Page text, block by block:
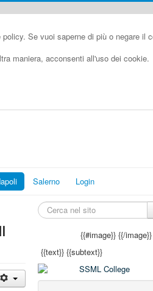
Se vuoi saperne di più o negare il
maniera, acconsenti all'uso dei cookie.
Salerno Login
{{#image}}{{/image}}
{{text}} {{subtext}}